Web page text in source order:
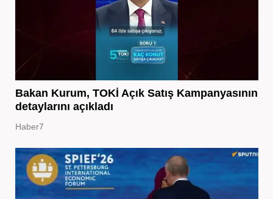
Bakan Kurum, TOKİ Açık Satış Kampanyasının
detaylarını açıkladı
Haber7